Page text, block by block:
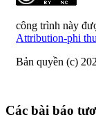
công trình này
Attribution-phi
Bản quyền (c)
Các bài báo